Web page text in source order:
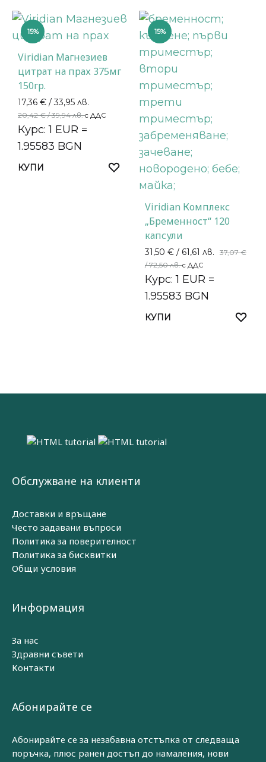
15%
Viridian Магнезиев
цитрат на прах 375мг
150гр.
17,36 € / 33,95 лв.
20,42€/ 39,94 лв.с ДДС
Курс: 1 EUR =
1.95583 BGN
КУПИ
15%
Viridian Комплекс
„Бременност“ 120
капсули
31,50 € / 61,61 лв. 37,07€
/ 72,50 лв.с ДДС
Курс: 1 EUR =
1.95583 BGN
КУПИ
Обслужване на клиенти
Доставки и връщане
Често задавани въпроси
Политика за поверителност
Политика за бисквитки
Общи условия
Информация
За нас
Здравни съвети
Контакти
Абонирайте се
Абонирайте се за незабавна отстъпка от следваща
поръчка, плюс ранен достъп до намаления, нови